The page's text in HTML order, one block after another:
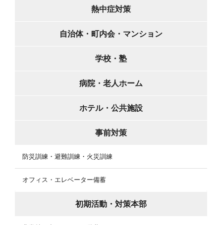
熱中症対策
自治体・町内会・マンション
学校・塾
病院・老人ホーム
ホテル・公共施設
事前対策
防災訓練・避難訓練・火災訓練
オフィス・エレベーター備蓄
初期活動・対策本部